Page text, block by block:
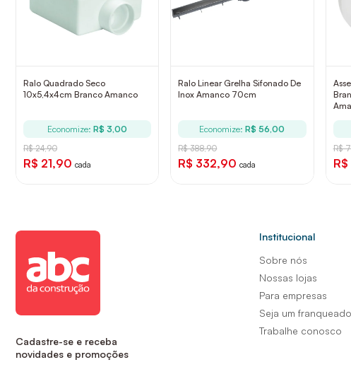
Ralo Quadrado Seco
10x5,4x4cm Branco Amanco
Economize:R$ 3,00
R$ 24,90
R$ 21,90 cada
Ralo Linear Grelha Sifonado De
Inox Amanco 70cm
Economize:R$ 56,00
R$ 388,90
R$ 332,90 cada
R$
Cadastre-se e receba
novidades e promoções
Institucional
Sobre nós
Nossas lojas
Para empresas
Seja um franqueado
Trabalhe conosco